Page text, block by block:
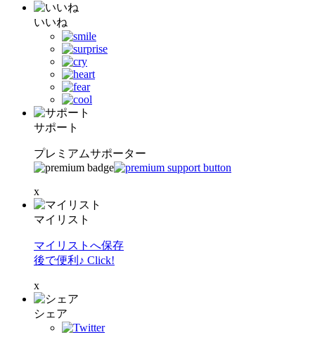
いいね
サポート
プレミアムサポーター
x
マイリスト
マイリストへ保存
後で便利♪ Click!
x
シェア